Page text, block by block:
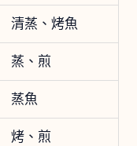
清蒸、烤魚
蒸、煎
蒸魚
烤、煎